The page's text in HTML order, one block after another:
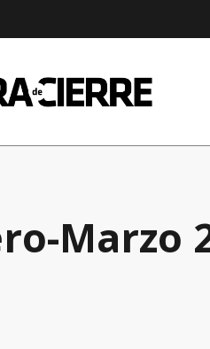
Marzo